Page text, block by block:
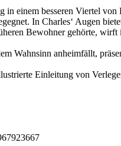
in einem besseren Viertel
In Charles‘ Augen
Bewohner gehörte,
Wahnsinn anheimfällt,
Einleitung von